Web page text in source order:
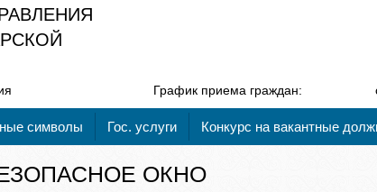
График приема граждан:
символы Гос. услуги Конкурс на вакантные
ОКНО